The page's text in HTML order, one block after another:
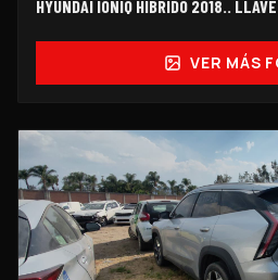
HYUNDAI IONIQ HIBRIDO 2018..
VER MÁS